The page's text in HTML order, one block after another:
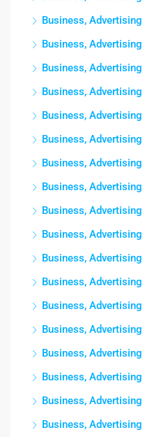
Business, Advertising
Business, Advertising
Business, Advertising
Business, Advertising
Business, Advertising
Business, Advertising
Business, Advertising
Business, Advertising
Business, Advertising
Business, Advertising
Business, Advertising
Business, Advertising
Business, Advertising
Business, Advertising
Business, Advertising
Business, Advertising
Business, Advertising
Business, Advertising